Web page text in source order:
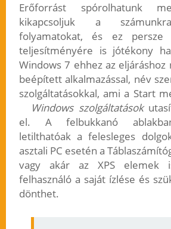
Erőforrást spórolhatunk
kikapcsoljuk a
folyamatokat, és ez persze
teljesítményére is jótékony
Windows 7 ehhez az
beépített alkalmazással, név
szolgáltatásokkal, ami a Start
Windows szolgáltatások
el. A felbukkanó
letilthatóak a felesleges
asztali PC esetén a
vagy akár az XPS elemek
felhasználó a saját ízlése és
dönthet.